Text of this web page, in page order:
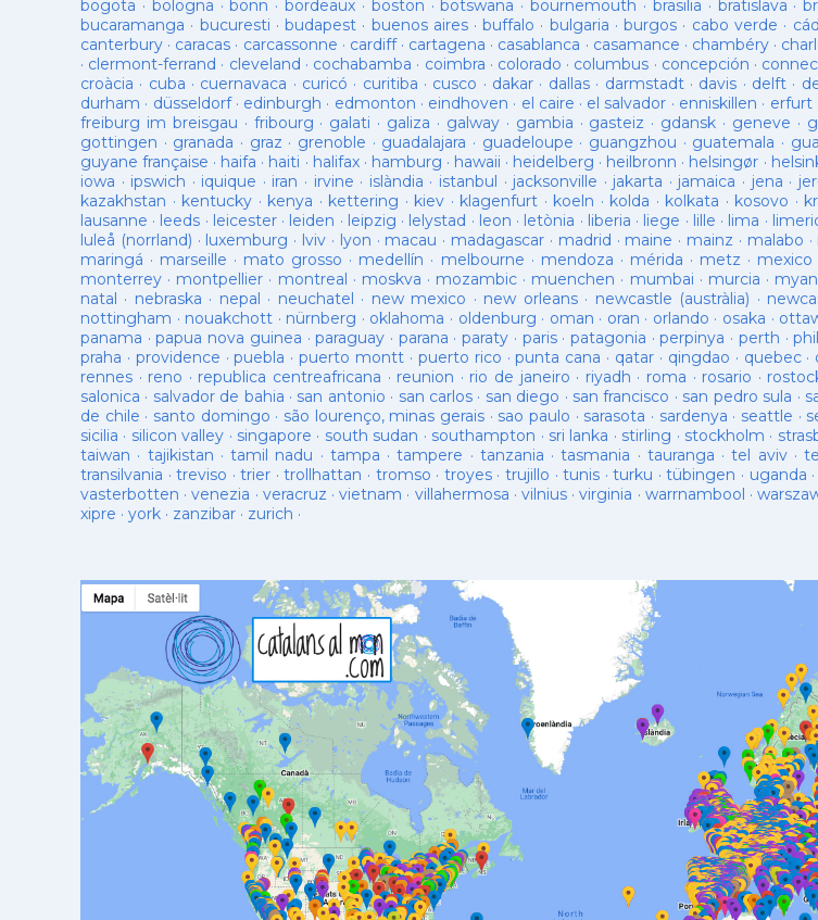
bogota · bologna ·bonn ·bordeaux · boston ·botswana ·bournemouth · brasilia · bratislava ·
bucaramanga · bucuresti · budapest · buenos aires·buffalo · bulgaria ·burgos · cabo verde ·
canterbury · caracas · carcassonne · cardiff· cartagena · casablanca · casamance · chambéry ·
· clermont-ferrand · cleveland · cochabamba · coimbra · colorado · columbus · concepción ·
croàcia · cuba · cuernavaca · curicó · curitiba · cusco · dakar · dallas· darmstadt· davis · delft·
durham · düsseldorf· edinburgh · edmonton · eindhoven · el caire · el salvador · enniskillen · erfurt·
freiburg im breisgau · fribourg · galati · galiza · galway· gambia · gasteiz · gdansk · geneve ·
gottingen · granada · graz · grenoble · guadalajara · guadeloupe · guangzhou · guatemala ·
guyane française · haifa · haiti · halifax· hamburg · hawaii · heidelberg · heilbronn · helsingør ·
iowa · ipswich · iquique · iran · irvine · islàndia · istanbul · jacksonville · jakarta · jamaica · jena ·
kazakhstan · kentucky · kenya · kettering · kiev · klagenfurt · koeln · kolda · kolkata · kosovo ·
lausanne · leeds · leicester· leiden · leipzig · lelystad · leon · letònia · liberia · liege · lille · lima ·
luleå (norrland) · luxemburg · lviv · lyon · macau · madagascar · madrid · maine · mainz · malabo ·
maringá · marseille · mato grosso · medellín · melbourne · mendoza · mérida · metz · mexico
monterrey · montpellier · montreal · moskva · mozambic · muenchen · mumbai · murcia ·
natal · nebraska · nepal · neuchatel · new mexico · new orleans· newcastle (austràlia) ·
nottingham · nouakchott · nürnberg · oklahoma · oldenburg · oman · oran · orlando · osaka ·
panama ·papua nova guinea ·paraguay · parana ·paraty · paris· patagonia ·perpinya · perth ·
praha · providence ·puebla ·puerto montt · puerto rico ·punta cana · qatar · qingdao · quebec·
rennes · reno · republica centreafricana · reunion · rio de janeiro · riyadh · roma · rosario ·
salonica · salvador de bahia · san antonio · san carlos · san diego · san francisco · san pedro sula ·
de chile · santo domingo · são lourenço, minas gerais· sao paulo · sarasota · sardenya · seattle ·
sicilia · silicon valley · singapore · south sudan · southampton · sri lanka · stirling · stockholm ·
taiwan · tajikistan ·tamil nadu · tampa ·tampere · tanzania ·tasmania · tauranga ·tel aviv·
transilvania ·treviso ·trier ·trollhattan · tromso · troyes· trujillo ·tunis ·turku ·tübingen · uganda ·
vasterbotten ·venezia · veracruz ·vietnam · villahermosa · vilnius·virginia · warrnambool ·
xipre · york · zanzibar · zurich ·